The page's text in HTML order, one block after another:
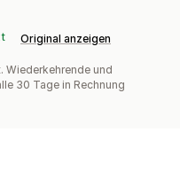
Original anzeigen
Wiederkehrende und
30 Tage in Rechnung